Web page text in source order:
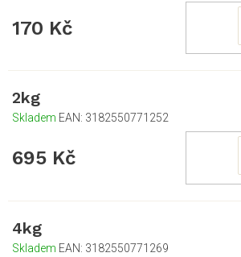
170 Kč
2kg
Skladem EAN: 3182550771252
695 Kč
4kg
Skladem EAN: 3182550771269